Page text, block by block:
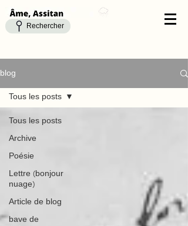
Rechercher
blog
Tous les posts
Archive
Poésie
Lettre (bonjour
nuage)
Article de blog
bave de
Tous les posts